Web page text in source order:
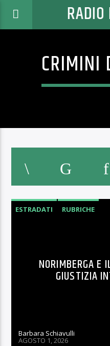
CRIMINI
ESTRADATI RUBRICHE
NORIMBERGA E
GIUSTIZIA
Barbara Schiavulli
AGOSTO 1, 2026